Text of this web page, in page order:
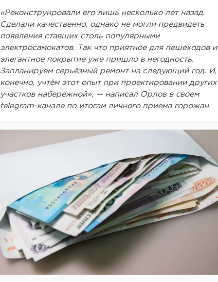
«Реконструировали его лишь несколько лет назад.
Сделали качественно, однако не могли предвидеть
появления ставших столь популярными
электросамокатов. Так что приятное для пешеходов и
элегантное покрытие уже пришло в негодность.
Запланируем серьёзный ремонт на следующий год. И,
конечно, учтём этот опыт при проектировании других
участков набережной», — написал Орлов в своем
telegram-канале по итогам личного приема горожан.